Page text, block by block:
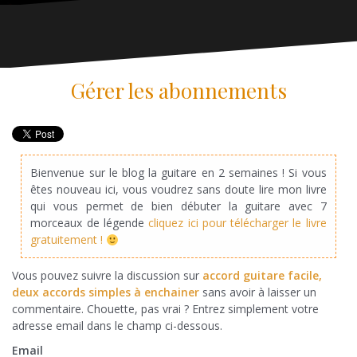
Gérer les abonnements
Bienvenue sur le blog la guitare en 2 semaines ! Si vous
êtes nouveau ici, vous voudrez sans doute lire mon livre
qui vous permet de bien débuter la guitare avec 7
morceaux de légendecliquez ici pour télécharger le livre
gratuitement !
Vous pouvez suivre la discussion sur accord guitare facile,
deux accords simples à enchainer sans avoir à laisser un
commentaire. Chouette, pas vrai ? Entrez simplement votre
adresse email dans le champ ci-dessous.
Email